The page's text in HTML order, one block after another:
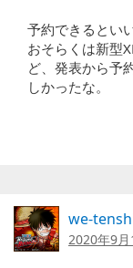
予約できるといい
おそらくは新型
ど、発表から予
しかったな。
we-
2020年9